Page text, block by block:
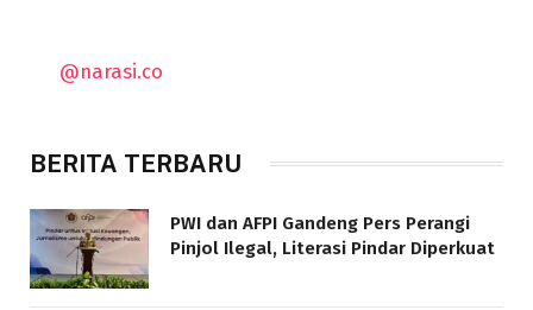
@narasi.co
BERITA TERBARU
PWI dan AFPI Gandeng Pers Perangi
Pinjol Ilegal, Literasi Pindar Diperkuat